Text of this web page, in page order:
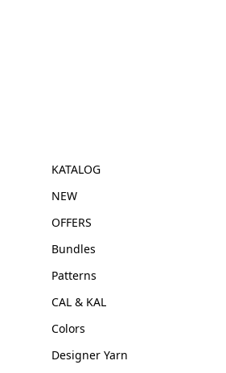
KATALOG
NEW
OFFERS
Bundles
Patterns
CAL & KAL
Colors
Designer Yarn